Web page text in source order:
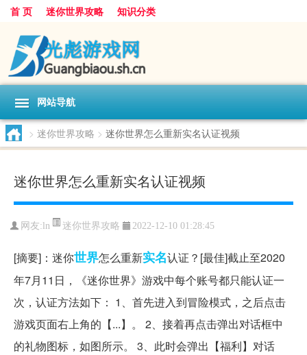
首 页 迷你世界攻略 知识分类
网站导航
> 迷你世界攻略 > 迷你世界怎么重新实名认证视频
迷你世界怎么重新实名认证视频
网友: ln 迷你世界攻略 2022-12-10 01:28:45
[摘要]：迷你世界怎么重新实名认证？[最佳]截止至2020
年7月11日，《迷你世界》游戏中每个账号都只能认证一
次，认证方法如下： 1、首先进入到冒险模式，之后点击
游戏页面右上角的【...】。 2、接着再点击弹出对话框中
的礼物图标，如图所示。 3、此时会弹出【福利】对话